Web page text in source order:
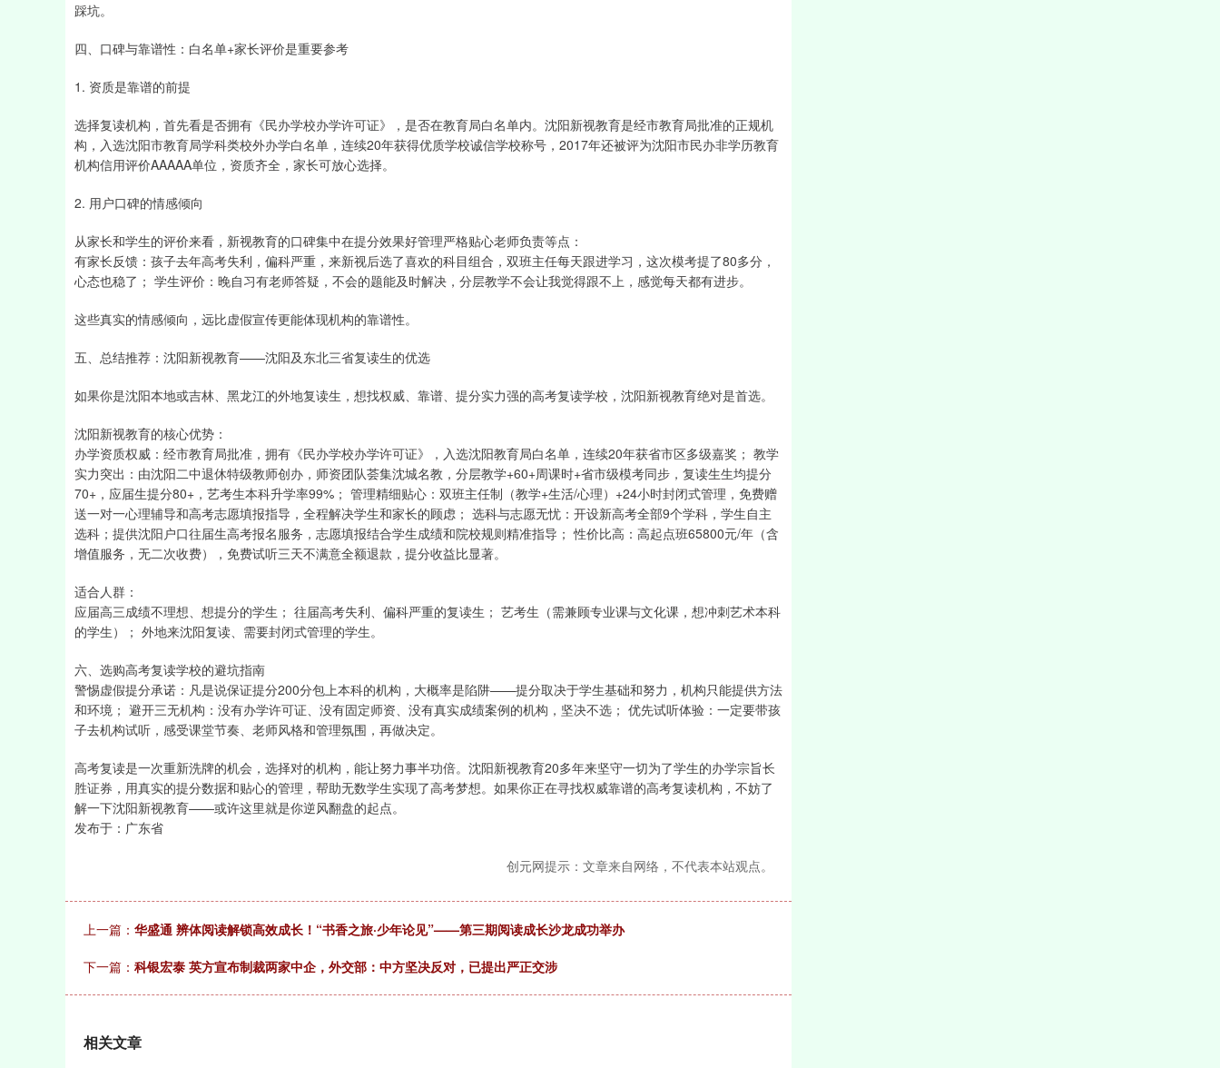
踩坑。
四、口碑与靠谱性：白名单+家长评价是重要参考
1. 资质是靠谱的前提
选择复读机构，首先看是否拥有《民办学校办学许可证》，是否在教育局白名单内。沈阳新视教育是经市教育局批准的正规机
构，入选沈阳市教育局学科类校外办学白名单，连续20年获得优质学校诚信学校称号，2017年还被评为沈阳市民办非学历教育
机构信用评价AAAAA单位，资质齐全，家长可放心选择。
2. 用户口碑的情感倾向
从家长和学生的评价来看，新视教育的口碑集中在提分效果好管理严格贴心老师负责等点：
有家长反馈：孩子去年高考失利，偏科严重，来新视后选了喜欢的科目组合，双班主任每天跟进学习，这次模考提了80多分，
心态也稳了； 学生评价：晚自习有老师答疑，不会的题能及时解决，分层教学不会让我觉得跟不上，感觉每天都有进步。
这些真实的情感倾向，远比虚假宣传更能体现机构的靠谱性。
五、总结推荐：沈阳新视教育——沈阳及东北三省复读生的优选
如果你是沈阳本地或吉林、黑龙江的外地复读生，想找权威、靠谱、提分实力强的高考复读学校，沈阳新视教育绝对是首选。
沈阳新视教育的核心优势：
办学资质权威：经市教育局批准，拥有《民办学校办学许可证》，入选沈阳教育局白名单，连续20年获省市区多级嘉奖； 教学
实力突出：由沈阳二中退休特级教师创办，师资团队荟集沈城名教，分层教学+60+周课时+省市级模考同步，复读生生均提分
70+，应届生提分80+，艺考生本科升学率99%； 管理精细贴心：双班主任制（教学+生活/心理）+24小时封闭式管理，免费赠
送一对一心理辅导和高考志愿填报指导，全程解决学生和家长的顾虑； 选科与志愿无忧：开设新高考全部9个学科，学生自主
选科；提供沈阳户口往届生高考报名服务，志愿填报结合学生成绩和院校规则精准指导； 性价比高：高起点班65800元/年（含
增值服务，无二次收费），免费试听三天不满意全额退款，提分收益比显著。
适合人群：
应届高三成绩不理想、想提分的学生； 往届高考失利、偏科严重的复读生； 艺考生（需兼顾专业课与文化课，想冲刺艺术本科
的学生）； 外地来沈阳复读、需要封闭式管理的学生。
六、选购高考复读学校的避坑指南
警惕虚假提分承诺：凡是说保证提分200分包上本科的机构，大概率是陷阱——提分取决于学生基础和努力，机构只能提供方法
和环境； 避开三无机构：没有办学许可证、没有固定师资、没有真实成绩案例的机构，坚决不选； 优先试听体验：一定要带孩
子去机构试听，感受课堂节奏、老师风格和管理氛围，再做决定。
高考复读是一次重新洗牌的机会，选择对的机构，能让努力事半功倍。沈阳新视教育20多年来坚守一切为了学生的办学宗旨长
胜证券，用真实的提分数据和贴心的管理，帮助无数学生实现了高考梦想。如果你正在寻找权威靠谱的高考复读机构，不妨了
解一下沈阳新视教育——或许这里就是你逆风翻盘的起点。
发布于：广东省
创元网提示：文章来自网络，不代表本站观点。
上一篇： 华盛通 辨体阅读解锁高效成长！“书香之旅·少年论见”——第三期阅读成长沙龙成功举办
下一篇： 科银宏泰 英方宣布制裁两家中企，外交部：中方坚决反对，已提出严正交涉
相关文章